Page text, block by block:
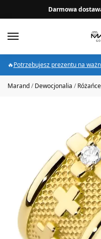
Darmowa
🔥Potrzebujesz prezentu na
Marand/Dewocjonalia /